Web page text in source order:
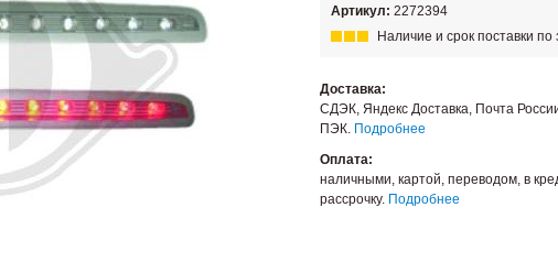
Артикул: 2272394
Наличие и срок поставки по
Доставка:
СДЭК, Яндекс Доставка, Почта
ПЭК. Подробнее
Оплата:
наличными, картой, переводом, в
рассрочку. Подробнее